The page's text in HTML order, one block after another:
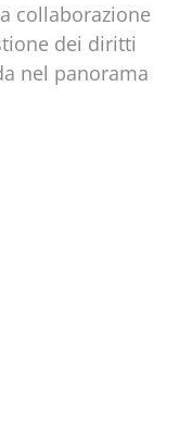
collaborazione
dei diritti
nel panorama